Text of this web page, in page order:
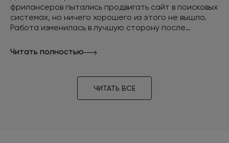
фрилансеров пытались продвигать сайт в поисковых
системах, но ничего хорошего из этого не вышло.
Работа изменилась в лучшую сторону после
непродолжительное время наш сайт занял верхние
позиции в поисковых системах, а наш интернет-
Читать полностью
ЧИТАТЬ ВСЕ